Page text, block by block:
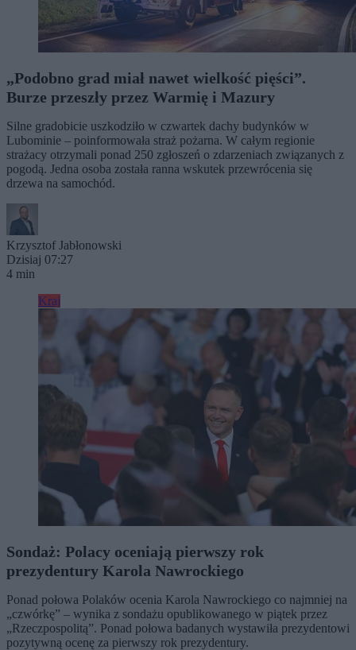
„Podobno grad miał nawet wielkość pięści”.
Burze przeszły przez Warmię i Mazury
Silne gradobicie uszkodziło w czwartek dachy budynków w
Lubominie – poinformowała straż pożarna. W całym regionie
strażacy otrzymali ponad 250 zgłoszeń o zdarzeniach związanych z
pogodą. Jedna osoba została ranna wskutek przewrócenia się
drzewa na samochód.
Krzysztof Jabłonowski
Dzisiaj 07:27
4 min
Kraj
Sondaż: Polacy oceniają pierwszy rok
prezydentury Karola Nawrockiego
Ponad połowa Polaków ocenia Karola Nawrockiego co najmniej na
„czwórkę” – wynika z sondażu opublikowanego w piątek przez
„Rzeczpospolitą”. Ponad połowa badanych wystawiła prezydentowi
pozytywną ocenę za pierwszy rok prezydentury.